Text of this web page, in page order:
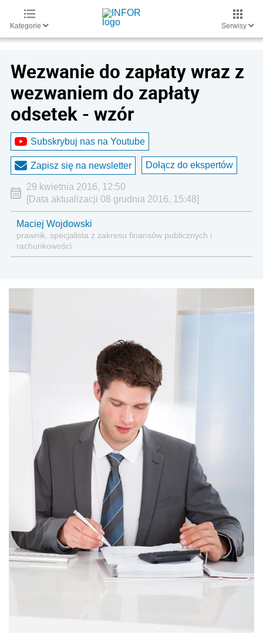
Kategorie Serwisy
Wezwanie do zapłaty wraz z
wezwaniem do zapłaty
odsetek - wzór
Subskrybuj nas na Youtube
Zapisz się na newsletter Dołącz do ekspertów
29 kwietnia 2016, 12:50
[Data aktualizacji 08 grudnia 2016, 15:48]
Maciej Wojdowski
prawnik, specjalista z zakresu finansów publicznych i
rachunkowości